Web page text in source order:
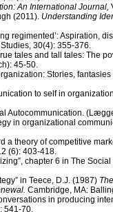
An International Journal,
(2011). Understanding
regimented’: Aspiration,
30(4): 355-376.
tales and tall tales: The
45-50.
Stories,
to self in
Autocommunication.
in organizational
a theory of competitive
(6): 403-418.
chapter 6 in The
in Teece, D.J. (1987)
Cambridge, MA:
in producing
541-70.